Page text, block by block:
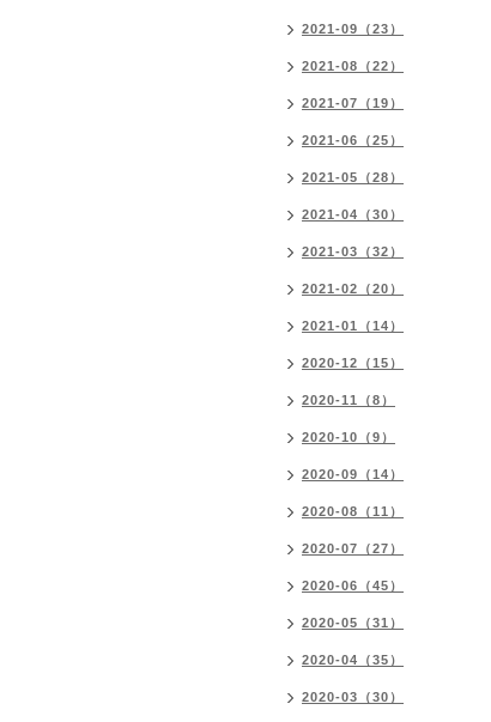
2021-09（23）
2021-08（22）
2021-07（19）
2021-06（25）
2021-05（28）
2021-04（30）
2021-03（32）
2021-02（20）
2021-01（14）
2020-12（15）
2020-11（8）
2020-10（9）
2020-09（14）
2020-08（11）
2020-07（27）
2020-06（45）
2020-05（31）
2020-04（35）
2020-03（30）